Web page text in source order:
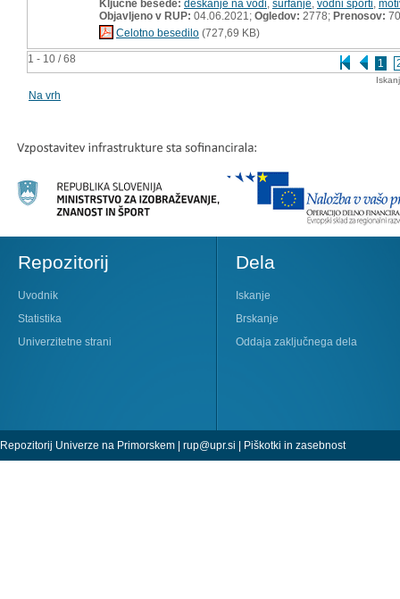
1 - 10 / 68 1
Ključne besede: deskanje na vodi surfanje vodni športi
Objavljeno v RUP: 04.06.2021; Ogledov: 2778; Prenosov: 70
Celotno besedilo (727,69 KB)
Na vrh
Repozitorij
Uvodnik
Statistika
Univerzitetne strani
Dela
Iskanje
Brskanje
Oddaja zaključnega dela
Repozitorij Univerze na Primorskem | rup@upr.si | Piškotki in zasebnost